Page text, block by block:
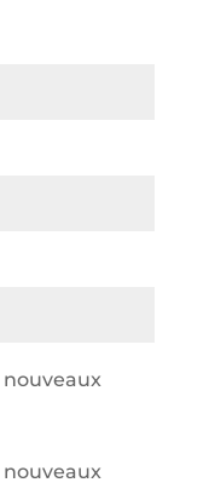
nouveaux
nouveaux